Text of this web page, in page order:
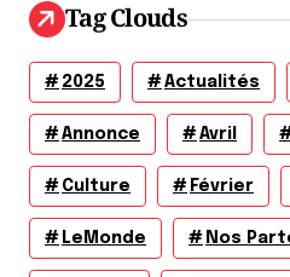
Tag Clouds
2025 Actualités
Annonce Avril
Culture Février
LeMonde Nos